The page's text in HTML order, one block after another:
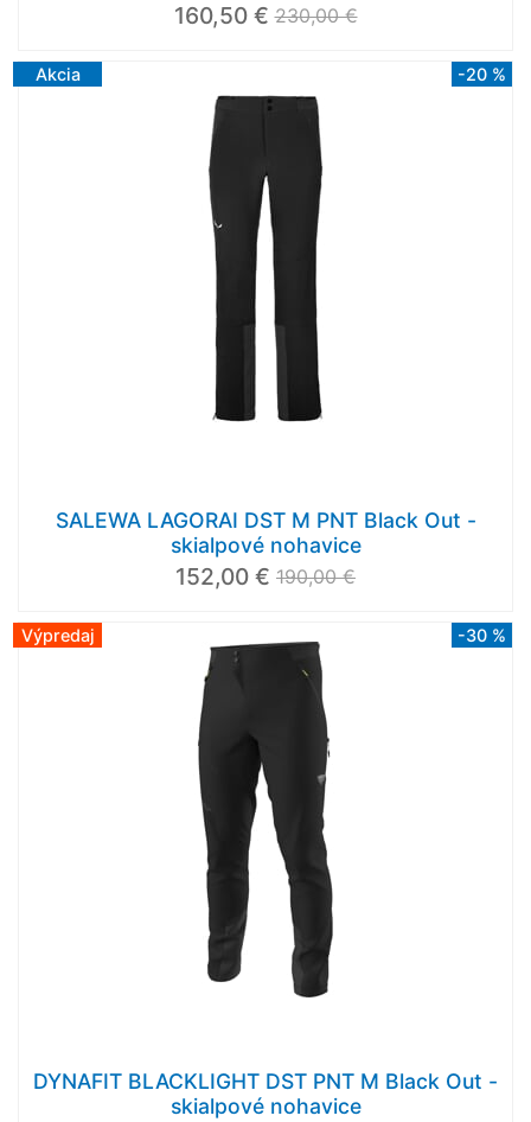
160,50 € 230,00 €
Akcia -20 %
SALEWA LAGORAI DST M PNT Black Out -
skialpové nohavice
152,00 € 190,00 €
Výpredaj -30 %
DYNAFIT BLACKLIGHT DST PNT M Black Out -
skialpové nohavice